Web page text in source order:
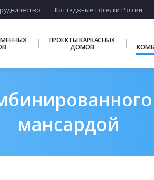
Коттеджные поселки России
ПРОЕКТЫ КАРКАСНЫХ
ДОМОВ
мансардой